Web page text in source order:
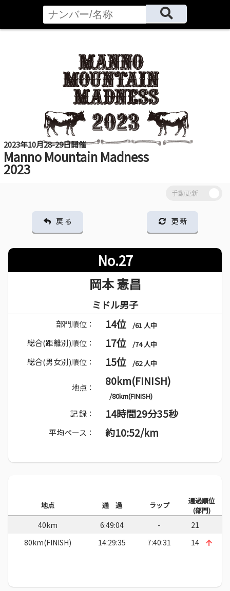
2023年10月28-29日開催
Manno Mountain Madness
2023
戻 る 更 新
No.27
岡本 憲昌
ミドル男子
部門順位： 14位 /61 人中
総合(距離別)順位： 17位 /74 人中
総合(男女別)順位： 15位 /62 人中
地点： 80km(FINISH)
/80km(FINISH)
記 録： 14時間29分35秒
平均ペース： 約10:52/km
地点 通 過 ラップ
通過順位
(部門)
40km 6:49:04 -
21
80km(FINISH)
14:29:35 7:40:31 14